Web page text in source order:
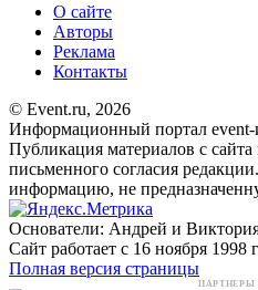
О сайте
Авторы
Реклама
Контакты
© Event.ru, 2026
Информационный портал event-
Публикация материалов с
письменного согласия
информацию, не
Основатели: Андрей и
Сайт работает с 16 ноября 1998
Полная версия страницы
ПАРТНЕРЫ